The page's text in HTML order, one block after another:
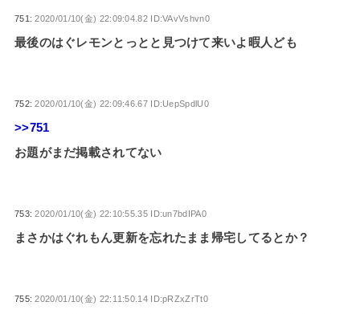
751:2020/01/10(金) 22:09:04.82 ID:VAvVshvn0
最後のはぐレモンとっとと見つけて来いよ暇人ども
752:2020/01/10(金) 22:09:46.67 ID:UepSpdlU0
>>751
お題がまだ掲載されてない
753:2020/01/10(金) 22:10:55.35 ID:un7bdIPA0
まさかはぐれもん更新を忘れたまま帰宅してるとか？
755:2020/01/10(金) 22:11:50.14 ID:pRZxZrTt0